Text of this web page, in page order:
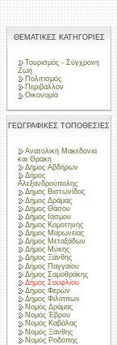
ΘΕΜΑΤΙΚΕΣ ΚΑΤΗΓΟΡΙΕΣ
Τουρισμός - Σύγχρονη
Ζωή
Πολιτισμός
Περιβάλλον
Οικονομία
ΓΕΩΓΡΑΦΙΚΕΣ ΤΟΠΟΘΕΣΙΕΣ
Ανατολική Μακεδονία
και Θράκη
Δήμος Αβδήρων
Δήμος
Αλεξανδρούπολης
Δήμος Βιστωνίδος
Δήμος Δράμας
Δήμος Θάσου
Δήμος Ιάσμου
Δήμος Κομοτηνής
Δήμος Μαρωνείας
Δήμος Μεταξάδων
Δήμος Μύκης
Δήμος Ξάνθης
Δήμος Παγγαίου
Δήμος Σαμοθράκης
Δήμος Σουφλίου
Δήμος Φερών
Δήμος Φιλίππων
Νομός Δράμας
Νομός Έβρου
Νομός Καβάλας
Νομός Ξάνθης
Νομός Ροδόπης